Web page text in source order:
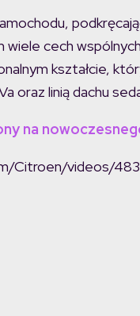
cech
kształcie,
oraz linią dachu
na
Citroen/videos/